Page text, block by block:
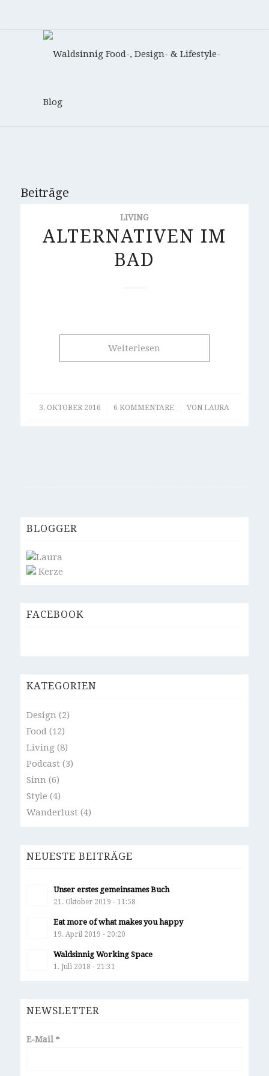
Beiträge
LIVING
ALTERNATIVEN IM
BAD
Weiterlesen
3. OKTOBER 2016
/ 6 KOMMENTARE
/ VONLAURA
BLOGGER
Laura
Kerze
FACEBOOK
KATEGORIEN
Design(2)
Food(12)
Living(8)
Podcast (3)
Sinn(6)
Style (4)
Wanderlust (4)
NEUESTE BEITRÄGE
Unser erstes gemeinsames Buch
21. Oktober 2019 - 11:58
Eat more of what makes you happy
19. April 2019 - 20:20
Waldsinnig Working Space
1. Juli 2018 - 21:31
NEWSLETTER
E-Mail *